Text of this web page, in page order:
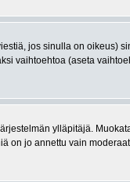
jos sinulla on oikeus)
vaihtoehtoa (aseta
ylläpitäjä.
on jo annettu vain